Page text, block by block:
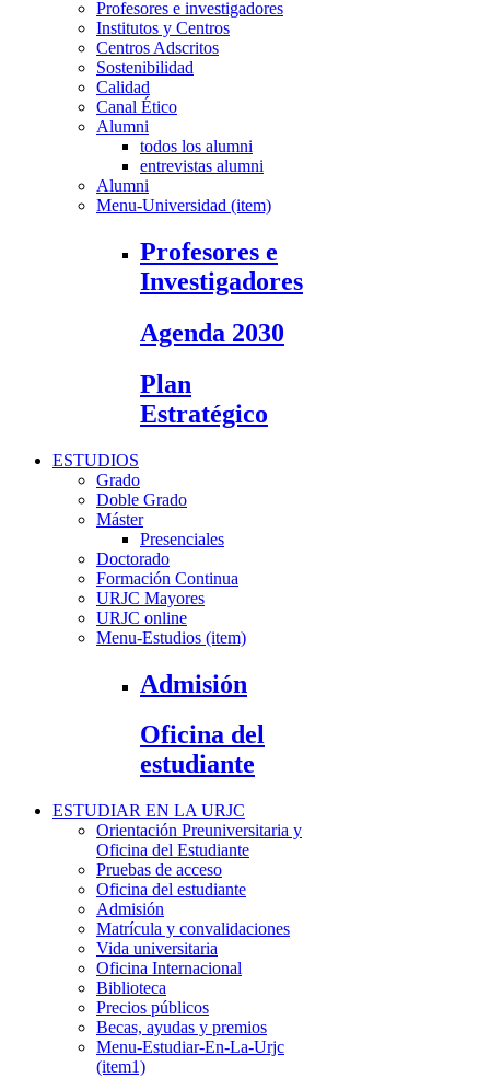
Profesores e investigadores
Institutos y Centros
Centros Adscritos
Sostenibilidad
Calidad
Canal Ético
Alumni
todos los alumni
entrevistas alumni
Alumni
Menu-Universidad (item)
Profesores e
Investigadores
Agenda 2030
Plan
Estratégico
ESTUDIOS
Grado
Doble Grado
Máster
Presenciales
Doctorado
Formación Continua
URJC Mayores
URJC online
Menu-Estudios (item)
Admisión
Oficina del
estudiante
ESTUDIAR EN LA URJC
Orientación Preuniversitaria y
Oficina del Estudiante
Pruebas de acceso
Oficina del estudiante
Admisión
Matrícula y convalidaciones
Vida universitaria
Oficina Internacional
Biblioteca
Precios públicos
Becas, ayudas y premios
Menu-Estudiar-En-La-Urjc
(item1)